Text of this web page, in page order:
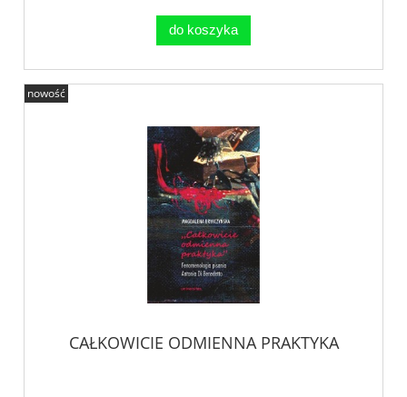
do koszyka
CAŁKOWICIE ODMIENNA PRAKTYKA
nowość